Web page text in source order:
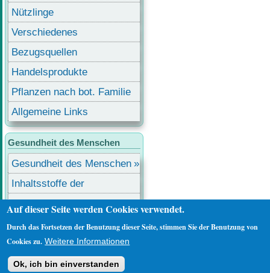
Nützlinge
Verschiedenes
Bezugsquellen
Handelsprodukte
Pflanzen nach bot. Familie
Allgemeine Links
Gesundheit des Menschen
Gesundheit des Menschen
Inhaltsstoffe der
Lebensmittel
Lebensmittel mit
Inhaltsstoffen
Anmelden
Auf dieser Seite werden Cookies verwendet.
Durch das Fortsetzen der Benutzung dieser Seite, stimmen Sie der Benutzung von
Cookies zu. Weitere Informationen
Ok, ich bin einverstanden